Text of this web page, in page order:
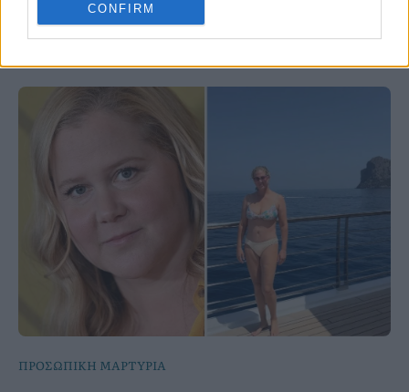
CONFIRM
Πώς μπορείτε να την αντιμετωπίσετε στο σπίτι
και πότε χρειάζεται να απευθυνθείτε σε ειδικό.
ΠΡΟΣΩΠΙΚΗ ΜΑΡΤΥΡΙΑ